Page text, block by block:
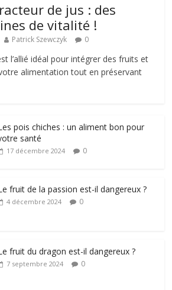
de jus : des
de vitalité !
Patrick Szewczyk 0
l’allié idéal pour intégrer des fruits et
alimentation tout en préservant
pois chiches : un aliment bon pour
santé
17 décembre 2024 0
fruit de la passion est-il dangereux ?
4 décembre 2024 0
fruit du dragon est-il dangereux ?
7 septembre 2024 0